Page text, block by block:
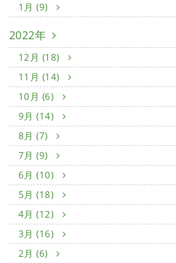
1月 (9)
2022年
12月 (18)
11月 (14)
10月 (6)
9月 (14)
8月 (7)
7月 (9)
6月 (10)
5月 (18)
4月 (12)
3月 (16)
2月 (6)